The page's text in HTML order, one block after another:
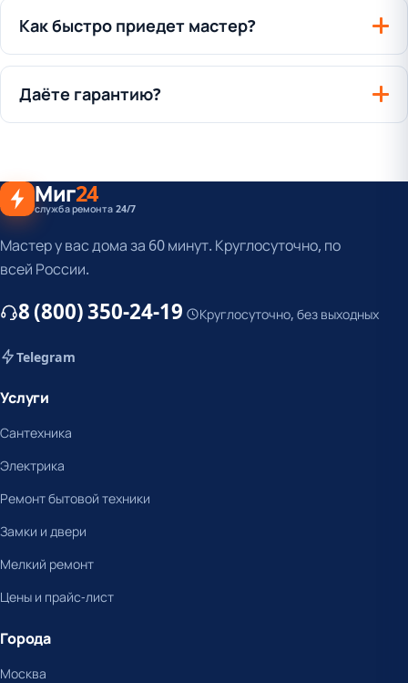
Как быстро приедет мастер?
Даёте гарантию?
Миг24
служба ремонта 24/7
Мастер у вас дома за 60 минут. Круглосуточно, по
всей России.
8 (800) 350-24-19 Круглосуточно, без выходных
Telegram
Услуги
Сантехника
Электрика
Ремонт бытовой техники
Замки и двери
Мелкий ремонт
Цены и прайс-лист
Города
Москва